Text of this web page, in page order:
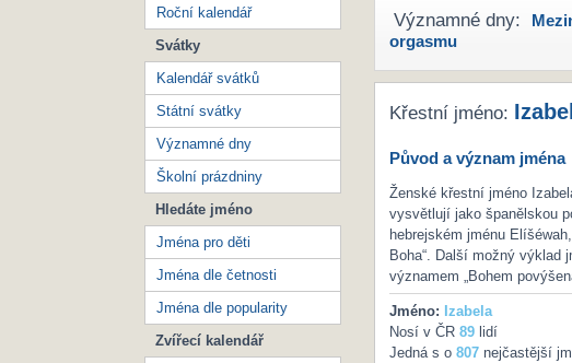
Významné dny:
orgasmu
Křestní jméno:
Původ a význam jména
Ženské křestní jméno
vysvětlují jako španělskou
hebrejském jménu
Boha“. Další možný výklad
významem „Bohem
Jméno: Izabela
Nosí v ČR 89lidí
Jedná s o 807nejčastější
Roční kalendář
Svátky
Kalendář svátků
Státní svátky
Významné dny
Školní prázdniny
Hledáte jméno
Jména pro děti
Jména dle četnosti
Jména dle popularity
Zvířecí kalendář